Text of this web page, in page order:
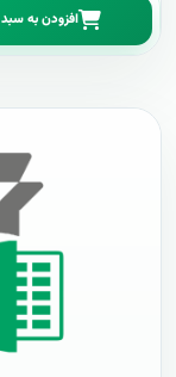
افزودن به سبد